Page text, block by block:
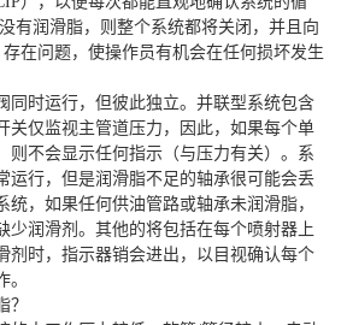
有润滑脂，则整个系统都将关闭，并且向
在问题，使操作员有机会在任何损坏发生
同时运行，但彼此独立。并联型系统包含
关仅监视主管道压力，因此，如果每个单
则不会显示任何指示（与压力有关）。系
运行，但是润滑脂不足的轴承很可能会丢
统，如果任何供油管路或轴承未润滑脂，
少润滑剂。其他的将包括在每个喷射器上
剂时，指示器销会进出，以目视确认每个
？